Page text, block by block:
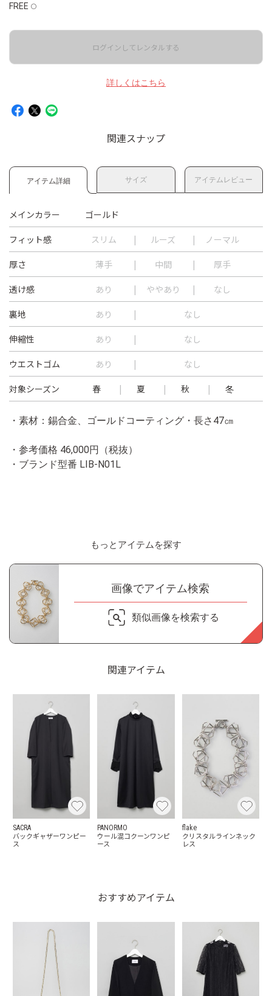
FREE ◯
ログインしてレンタルする
詳しくはこちら
関連スナップ
アイテム詳細 サイズ アイテムレビュー
メインカラー ゴールド
フィット感 スリム ルーズ ノーマル
厚さ 薄手 中間 厚手
透け感 あり ややあり なし
裏地 あり なし
伸縮性 あり なし
ウエストゴム あり なし
対象シーズン 春 夏 秋 冬
・素材：錫合金、ゴールドコーティング・長さ47㎝
・参考価格 46,000円（税抜）
・ブランド型番 LIB-N01L
もっとアイテムを探す
画像でアイテム検索
類似画像を検索する
関連アイテム
SACRA
バックギャザーワンピー
ス
PANORMO
ウール混コクーンワンピ
ース
flake
クリスタルラインネック
レス
おすすめアイテム